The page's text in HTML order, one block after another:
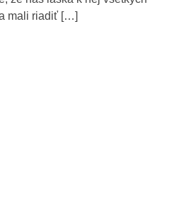
mali riadiť […]